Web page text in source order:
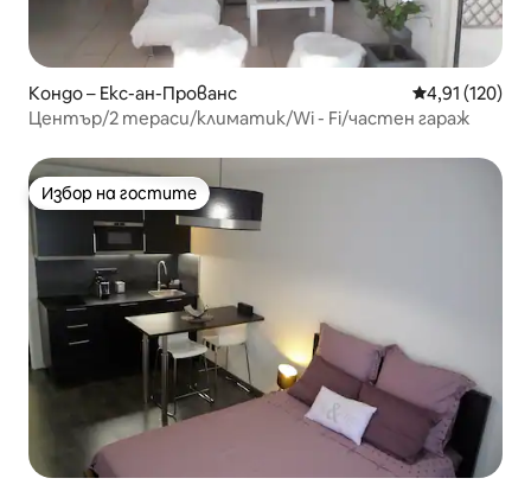
Кондо – Екс-ан-Прованс Средна
4,91 (120)
Център/2 тераси/климатик/Wi - Fi/частен гараж
Избор на гостите
Избор на гостите